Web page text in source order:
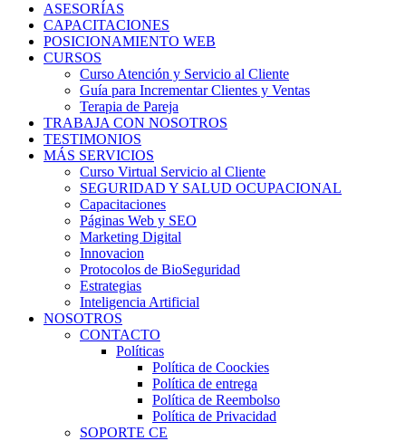
ASESORÍAS
CAPACITACIONES
POSICIONAMIENTO WEB
CURSOS
Curso Atención y Servicio al Cliente
Guía para Incrementar Clientes y Ventas
Terapia de Pareja
TRABAJA CON NOSOTROS
TESTIMONIOS
MÁS SERVICIOS
Curso Virtual Servicio al Cliente
SEGURIDAD Y SALUD OCUPACIONAL
Capacitaciones
Páginas Web y SEO
Marketing Digital
Innovacion
Protocolos de BioSeguridad
Estrategias
Inteligencia Artificial
NOSOTROS
CONTACTO
Políticas
Política de Coockies
Política de entrega
Política de Reembolso
Política de Privacidad
SOPORTE CE